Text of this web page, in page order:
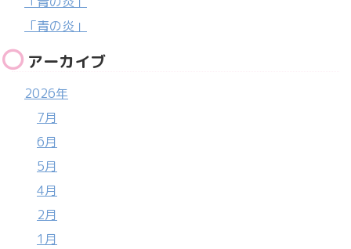
「青の炎」
アーカイブ
2026年
7月
6月
5月
4月
2月
1月